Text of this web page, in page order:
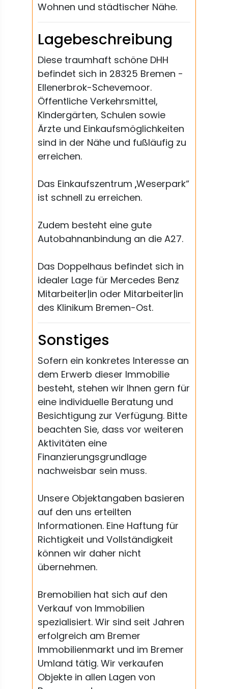
Wohnen und städtischer Nähe.
Lagebeschreibung
Diese traumhaft schöne DHH
befindet sich in 28325 Bremen -
Ellenerbrok-Schevemoor.
Öffentliche Verkehrsmittel,
Kindergärten, Schulen sowie
Ärzte und Einkaufsmöglichkeiten
sind in der Nähe und fußläufig zu
erreichen.
Das Einkaufszentrum „Weserpark“
ist schnell zu erreichen.
Zudem besteht eine gute
Autobahnanbindung an die A27.
Das Doppelhaus befindet sich in
idealer Lage für Mercedes Benz
Mitarbeiter|in oder Mitarbeiter|in
des Klinikum Bremen-Ost.
Sonstiges
Sofern ein konkretes Interesse an
dem Erwerb dieser Immobilie
besteht, stehen wir Ihnen gern für
eine individuelle Beratung und
Besichtigung zur Verfügung. Bitte
beachten Sie, dass vor weiteren
Aktivitäten eine
Finanzierungsgrundlage
nachweisbar sein muss.
Unsere Objektangaben basieren
auf den uns erteilten
Informationen. Eine Haftung für
Richtigkeit und Vollständigkeit
können wir daher nicht
übernehmen.
Bremobilien hat sich auf den
Verkauf von Immobilien
spezialisiert. Wir sind seit Jahren
erfolgreich am Bremer
Immobilienmarkt und im Bremer
Umland tätig. Wir verkaufen
Objekte in allen Lagen von